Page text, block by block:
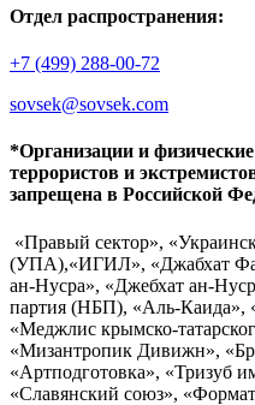
Отдел распространения:
+7 (499) 288-00-72
sovsek@sovsek.com
*Организации и
террористов и
запрещена в Российской
«Правый сектор»,
(УПА),«ИГИЛ», «Джабхат
ан-Нусра», «Джебхат ан-
партия (НБП), «Аль-
«Меджлис крымско-
«Мизантропик Дивижн»,
«Артподготовка», «Тризуб
«Славянский союз»,